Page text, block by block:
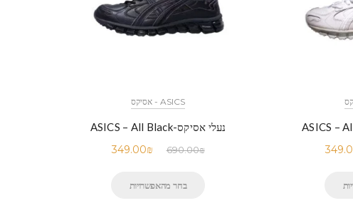
ASICS - אסיקס
נעלי אסיקס-ASICS – All Black
690.00₪
349.00₪
בחר מהאפשרויות